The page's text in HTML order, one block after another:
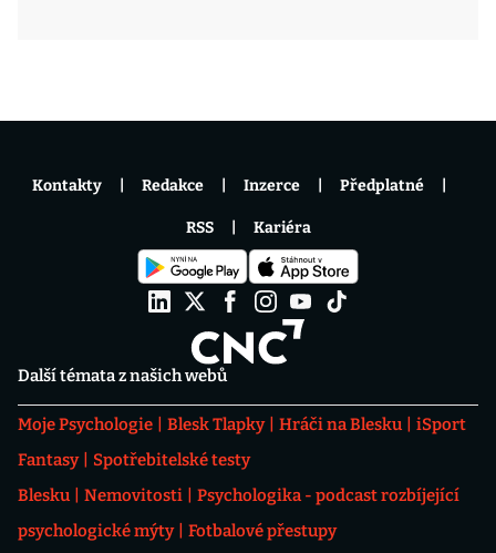
Další témata z našich webů
Moje Psychologie Blesk Tlapky Hráči na Blesku
iSport
Fantasy
Spotřebitelské testy
Blesku
Nemovitosti
Psychologika - podcast rozbíjející
psychologické mýty
Fotbalové přestupy
Kontakty Redakce Inzerce Předplatné
RSS Kariéra